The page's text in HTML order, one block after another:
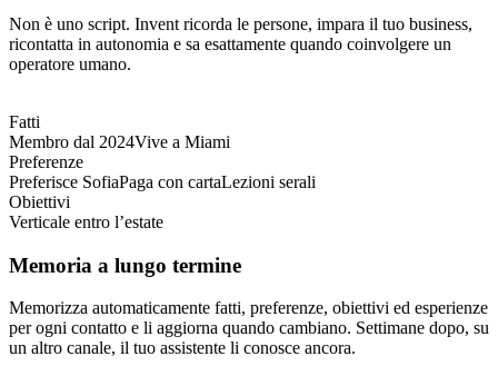
Non è uno script. Invent ricorda le persone, impara il tuo business,
ricontatta in autonomia e sa esattamente quando coinvolgere un
operatore umano.
Fatti
Membro dal 2024Vive a Miami
Preferenze
Preferisce SofiaPaga con cartaLezioni serali
Obiettivi
Verticale entro l’estate
Memoria a lungo termine
Memorizza automaticamente fatti, preferenze, obiettivi ed esperienze
per ogni contatto e li aggiorna quando cambiano. Settimane dopo, su
un altro canale, il tuo assistente li conosce ancora.